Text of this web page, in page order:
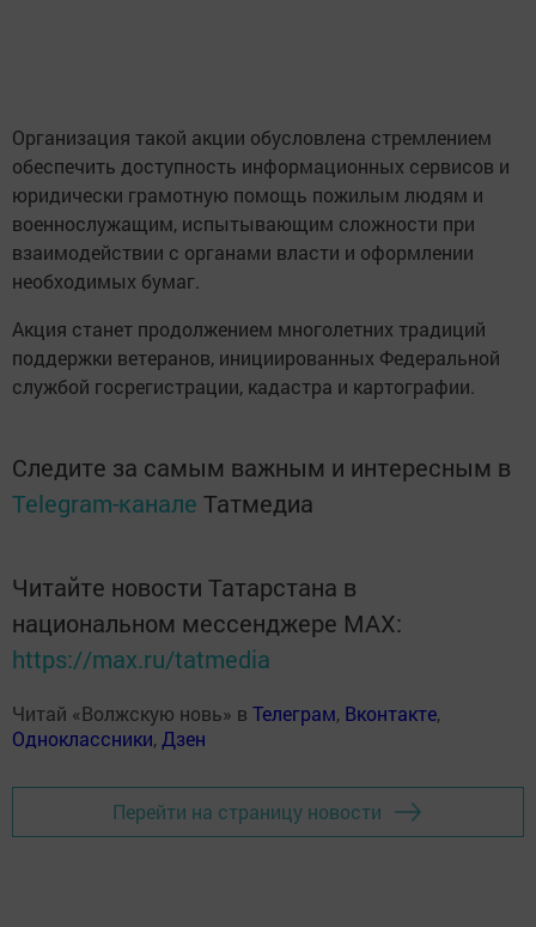
Организация такой акции обусловлена стремлением
обеспечить доступность информационных сервисов и
юридически грамотную помощь пожилым людям и
военнослужащим, испытывающим сложности при
взаимодействии с органами власти и оформлении
необходимых бумаг.
Акция станет продолжением многолетних традиций
поддержки ветеранов, инициированных Федеральной
службой госрегистрации, кадастра и картографии.
Следите за самым важным и интересным в
Telegram-канале Татмедиа
Читайте новости Татарстана в
национальном мессенджере MАХ:
https://max.ru/tatmedia
Читай «Волжскую новь» в Телеграм, Вконтакте,
Одноклассники, Дзен
Перейти на страницу новости